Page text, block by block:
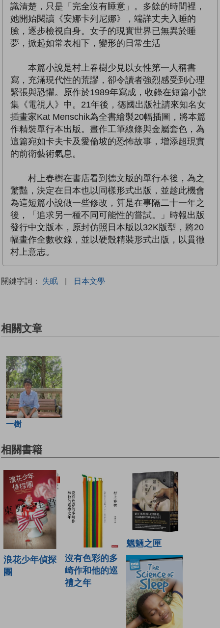
識清楚，只是「完全沒有睡意」。多餘的時間裡，
她開始閱讀《安娜卡列尼娜》，端詳丈夫入睡的
臉，逐步檢視自身。女子的現實世界已無異於睡
夢，掀起如常表相下，變形的日常生活
本篇小說是村上春樹少見以女性第一人稱書
寫，充滿現代性的荒謬，卻令讀者強烈感受到心理
緊張與恐懼。原作於1989年寫成，收錄在短篇小說
集《電視人》中。21年後，德國出版社請來知名女
插畫家Kat Menschik為全書繪製20幅插圖，將本篇
作精裝單行本出版。畫作工筆線條與金屬套色，為
這篇宛如卡夫卡及愛倫坡的恐怖故事，增添超現實
的前衛藝術氣息。
村上春樹在書店看到德文版的單行本後，為之
驚豔，決定在日本也以同樣形式出版，並趁此機會
為這短篇小說做一些修改，算是在事隔二十一年之
後，「追求另一種不同可能性的嘗試。」時報出版
發行中文版本，原封仿照日本版以32K版型，將20
幅畫作全數收錄，並以硬殼精裝形式出版，以貫徹
村上意志。
關鍵字詞： 失眠 | 日本文學
相關文章
一樹
相關書籍
浪花少年偵探
團
沒有色彩的多
崎作和他的巡
禮之年
魍魎之匣